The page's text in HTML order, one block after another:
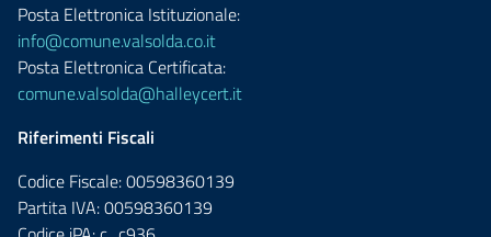
Posta Elettronica Istituzionale:
info@comune.valsolda.co.it
Posta Elettronica Certificata:
comune.valsolda@halleycert.it
Riferimenti Fiscali
Codice Fiscale: 00598360139
Partita IVA: 00598360139